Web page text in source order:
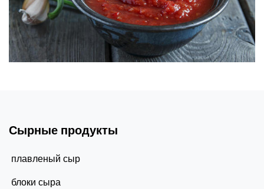
Сырные продукты
плавленый сыр
блоки сыра